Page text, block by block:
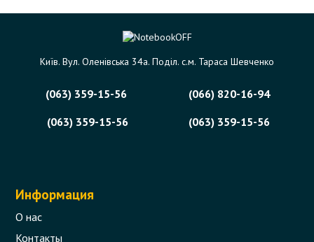
Київ. Вул. Оленівська 34а. Поділ. с.м. Тараса Шевченко
(063) 359-15-56
(066) 820-16-94
(063) 359-15-56
(063) 359-15-56
Информация
О нас
Контакты